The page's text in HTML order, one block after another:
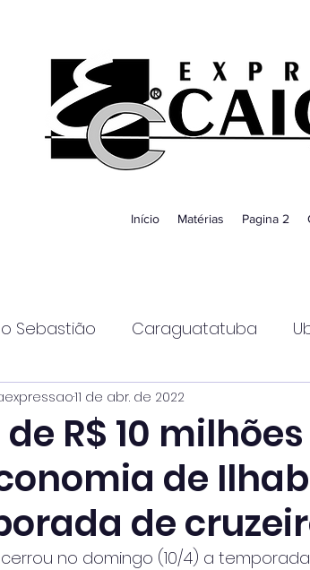
Início Matérias Pagina 2
Sebastião Caraguatatuba
Guaratinguetá
R$ 10
de
de
11 de abr. de 2022
no domingo (10/4) a